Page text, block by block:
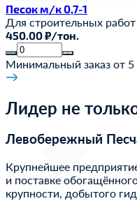
Песок м/к 0,7-1
Для строительных работ
450.00 ₽/тон.
Минимальный заказ от 5
Лидер не
Левобережный
Крупнейшее
и поставке
крупности, добытого